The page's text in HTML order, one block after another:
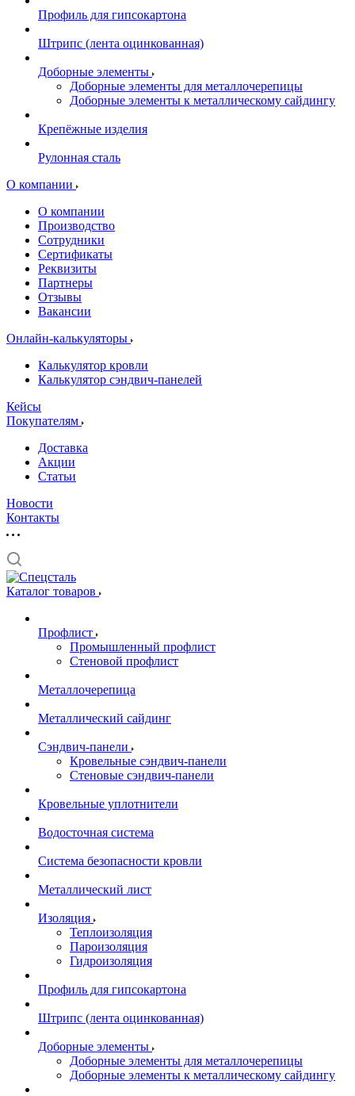
Профиль для гипсокартона
Штрипс (лента оцинкованная)
Доборные элементы
Доборные элементы для металлочерепицы
Доборные элементы к металлическому сайдингу
Крепёжные изделия
Рулонная сталь
О компании
О компании
Производство
Сотрудники
Сертификаты
Реквизиты
Партнеры
Отзывы
Вакансии
Онлайн-калькуляторы
Калькулятор кровли
Калькулятор сэндвич-панелей
Кейсы
Покупателям
Доставка
Акции
Статьи
Новости
Контакты
Каталог товаров
Профлист
Промышленный профлист
Стеновой профлист
Металлочерепица
Металлический сайдинг
Сэндвич-панели
Кровельные сэндвич-панели
Стеновые сэндвич-панели
Кровельные уплотнители
Водосточная система
Система безопасности кровли
Металлический лист
Изоляция
Теплоизоляция
Пароизоляция
Гидроизоляция
Профиль для гипсокартона
Штрипс (лента оцинкованная)
Доборные элементы
Доборные элементы для металлочерепицы
Доборные элементы к металлическому сайдингу